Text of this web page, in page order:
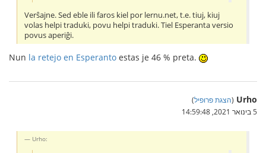
Verŝajne. Sed eble ili faros kiel por lernu.net, t.e. tiuj, kiuj
volas helpi traduki, povu helpi traduki. Tiel Esperanta versio
povus aperiĝi.
Nun la retejo en Esperanto estas je 46 % preta.
Urho
(הצגת פרופיל)
5 בינואר 2021, 14:59:48
Urho: